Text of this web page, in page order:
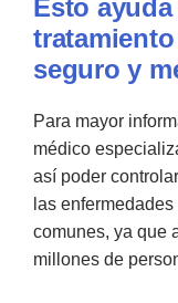
Esto
seguro y
Para mayor
médico
así poder
las
comunes, ya que
millones de